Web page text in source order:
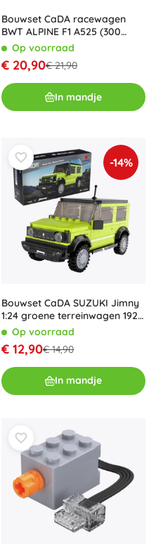
Bouwset CaDA racewagen
BWT ALPINE F1 A525 (300
stukjes)
Op voorraad
€ 20,90€ 21,90
In mandje
-14%
Bouwset CaDA SUZUKI Jimny
1:24 groene terreinwagen 192
stukjes
Op voorraad
€ 12,90€ 14,90
In mandje